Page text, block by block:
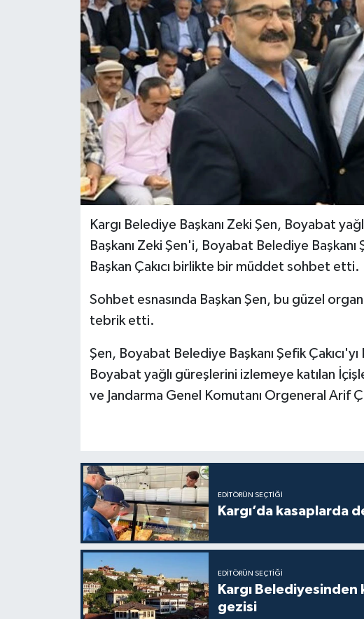
Kargı Belediye Başkanı Zeki Şen, Boyabat
Başkanı Zeki Şen'i, Boyabat Belediye Başkanı
Başkan Çakıcı birlikte bir müddet sohbet etti.
Sohbet esnasında Başkan Şen, bu güzel
tebrik etti.
Şen, Boyabat Belediye Başkanı Şefik
Boyabat yağlı güreşlerini izlemeye katılan
ve Jandarma Genel Komutanı Orgeneral Arif
EDITÖRÜN SEÇTIĞI
Kargı’da kasaplarda
EDITÖRÜN SEÇTIĞI
Kargı
gezisi